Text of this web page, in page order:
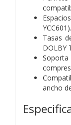
YCC601).
Tasas
DOLBY
ancho